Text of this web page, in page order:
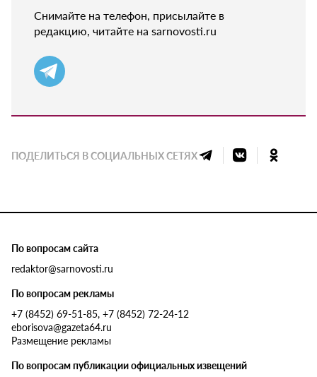
Снимайте на телефон, присылайте в
редакцию, читайте на sarnovosti.ru
ПОДЕЛИТЬСЯ В СОЦИАЛЬНЫХ СЕТЯХ
По вопросам сайта
redaktor@sarnovosti.ru
По вопросам рекламы
+7 (8452) 69-51-85, +7 (8452) 72-24-12
eborisova@gazeta64.ru
Размещение рекламы
По вопросам публикации официальных извещений